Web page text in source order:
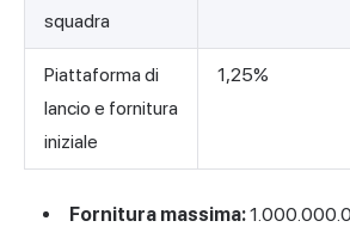
squadra
Piattaforma di
lancio e fornitura
iniziale
1,25%
Fornitura massima: